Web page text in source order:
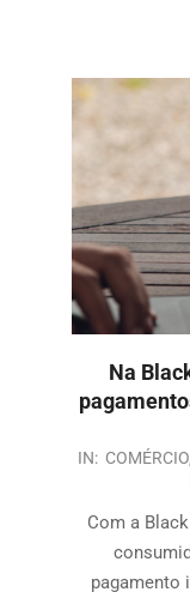
Na
IN: COMÉRCIO
Com a
pagamento